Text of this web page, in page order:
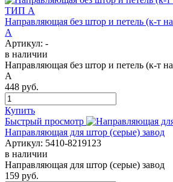
Направляющая без штор и петель (к-т
А
Артикул: -
в наличии
Направляющая без штор и петель (к-т
А
448 руб.
Купить
Быстрый просмотр
Направляющая для штор (серые) завод
Артикул: 5410-8219123
в наличии
Направляющая для штор (серые) завод
159 руб.